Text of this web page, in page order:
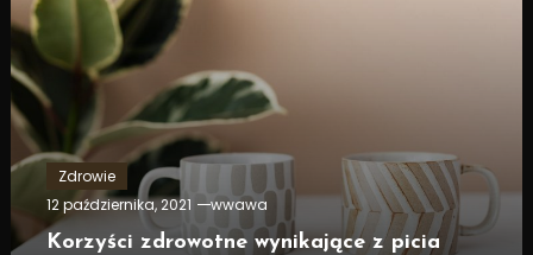
Zdrowie
12 października, 2021
wwawa
Korzyści zdrowotne wynikające z picia